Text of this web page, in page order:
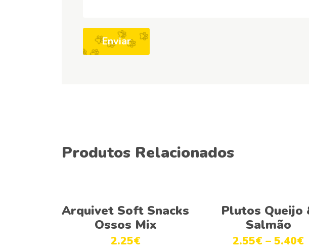
Produtos Relacionados
Adicionar
Arquivet Soft Snacks
Ossos Mix
2.25€
Ver opções
Plutos Queijo
Salmão
2.55€ –5.40€